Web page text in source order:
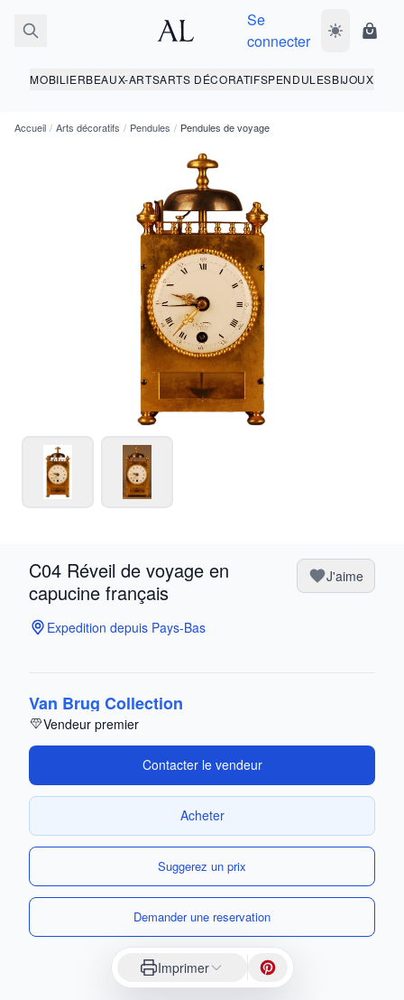
Se
connecter
Basculer le
MOBILIERBEAUX-ARTSARTS DÉCORATIFSPENDULESBIJOUX
Accueil / Arts décoratifs / Pendules / Pendules de voyage
C04 Réveil de voyage en
capucine français
J'aime
Expedition depuis Pays-Bas
Van Brug Collection
Vendeur premier
Contacter le vendeur
Acheter
Suggerez un prix
Demander une reservation
Imprimer